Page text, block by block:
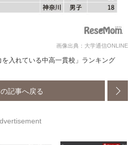
画像出典：大学通信ONLINE
入れている中高一貫校」ランキング
の記事へ戻る